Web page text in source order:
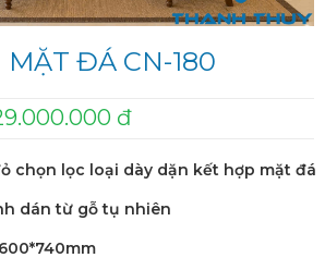
MẶT ĐÁ CN-180
đ
chọn lọc loại dày dặn kết hợp mặt đá
dán từ gỗ tụ nhiên